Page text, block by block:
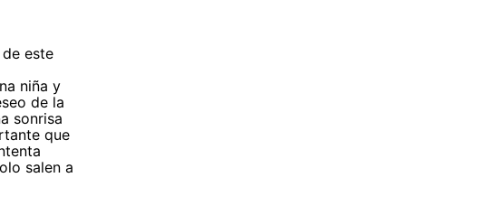
este
niña y
de la
sonrisa
que
salen a